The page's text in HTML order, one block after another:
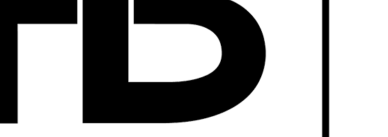
vidéo : quel canal
28 février 2022